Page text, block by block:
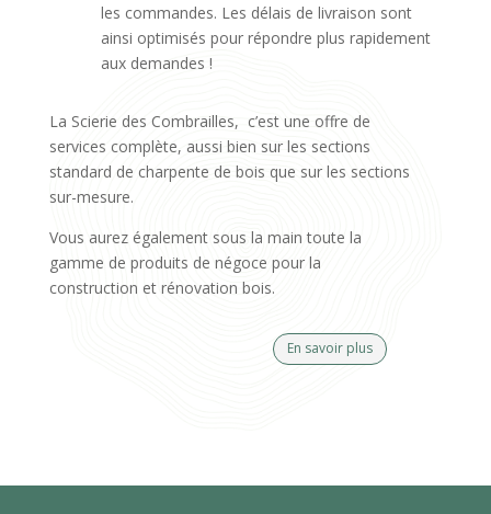
les commandes. Les délais de livraison sont
ainsi optimisés pour répondre plus rapidement
aux demandes !
La Scierie des Combrailles, c’est une offre de
services complète, aussi bien sur les sections
standard de charpente de bois que sur les sections
sur-mesure.
Vous aurez également sous la main toute la
gamme de produits de négoce pour la
construction et rénovation bois.
En savoir plus